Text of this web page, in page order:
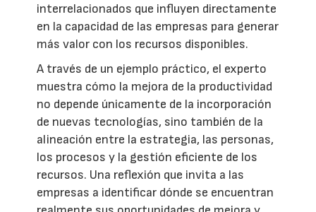
interrelacionados que influyen directamente
en la capacidad de las empresas para generar
más valor con los recursos disponibles.
A través de un ejemplo práctico, el experto
muestra cómo la mejora de la productividad
no depende únicamente de la incorporación
de nuevas tecnologías, sino también de la
alineación entre la estrategia, las personas,
los procesos y la gestión eficiente de los
recursos. Una reflexión que invita a las
empresas a identificar dónde se encuentran